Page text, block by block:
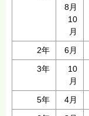
8月
10
月
2年 6月
3年
10
月
5年 4月